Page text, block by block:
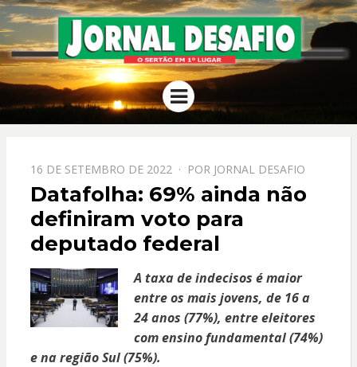
JORNAL
DESAFIO
O Sertão em 1º Lugar
Menu
PPOSTADO
EM
16 DE SETEMBRO DE 2022 POR JORNAL DESAFIO
Datafolha: 69% ainda não
definiram voto para
deputado federal
A taxa de indecisos é maior
entre os mais jovens, de 16 a
24 anos (77%), entre eleitores
com ensino fundamental (74%)
e na região Sul (75%).